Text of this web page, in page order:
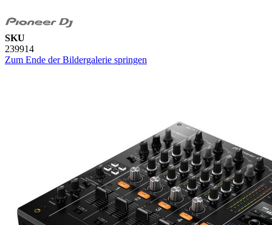
SKU
239914
Zum Ende der Bildergalerie springen